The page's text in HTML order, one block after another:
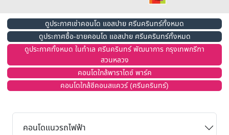
ดูประกาศเช่าคอนโด แอสปาย ศรีนครินทร์ทั้งหมด
ดูประกาศซื้อ-ขายคอนโด แอสปาย ศรีนครินทร์ทั้งหมด
ดูประกาศทั้งหมด ในทำเล ศรีนครินทร์ พัฒนาการ กรุงเทพกรีฑา
สวนหลวง
คอนโดใกล้พาราไดซ์ พาร์ค
คอนโดใกล้ซีคอนสแควร์ (ศรีนครินทร์)
คอนโดแนวรถไฟฟ้า